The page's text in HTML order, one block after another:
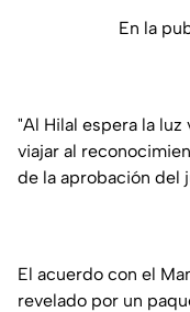
En la
"Al Hilal espera la
viajar al
de la aprobación del
El acuerdo con el
revelado por un